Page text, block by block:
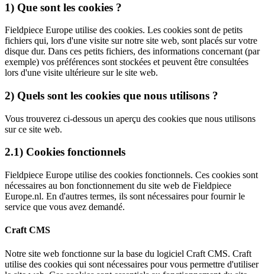
1) Que sont les cookies ?
Fieldpiece Europe utilise des cookies. Les cookies sont de petits
fichiers qui, lors d'une visite sur notre site web, sont placés sur votre
disque dur. Dans ces petits fichiers, des informations concernant (par
exemple) vos préférences sont stockées et peuvent être consultées
lors d'une visite ultérieure sur le site web.
2) Quels sont les cookies que nous utilisons ?
Vous trouverez ci-dessous un aperçu des cookies que nous utilisons
sur ce site web.
2.1) Cookies fonctionnels
Fieldpiece Europe utilise des cookies fonctionnels. Ces cookies sont
nécessaires au bon fonctionnement du site web de Fieldpiece
Europe.nl. En d'autres termes, ils sont nécessaires pour fournir le
service que vous avez demandé.
Craft CMS
Notre site web fonctionne sur la base du logiciel Craft CMS. Craft
utilise des cookies qui sont nécessaires pour vous permettre d'utiliser